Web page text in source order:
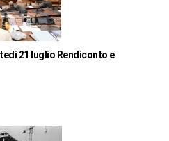
21 luglio Rendiconto e